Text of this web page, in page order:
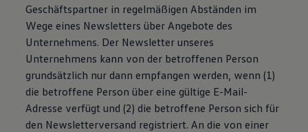
Geschäftspartner in regelmäßigen Abständen im
Wege eines Newsletters über Angebote des
Unternehmens. Der Newsletter unseres
Unternehmens kann von der betroffenen Person
grundsätzlich nur dann empfangen werden, wenn (1)
die betroffene Person über eine gültige E-Mail-
Adresse verfügt und (2) die betroffene Person sich für
den Newsletterversand registriert. An die von einer